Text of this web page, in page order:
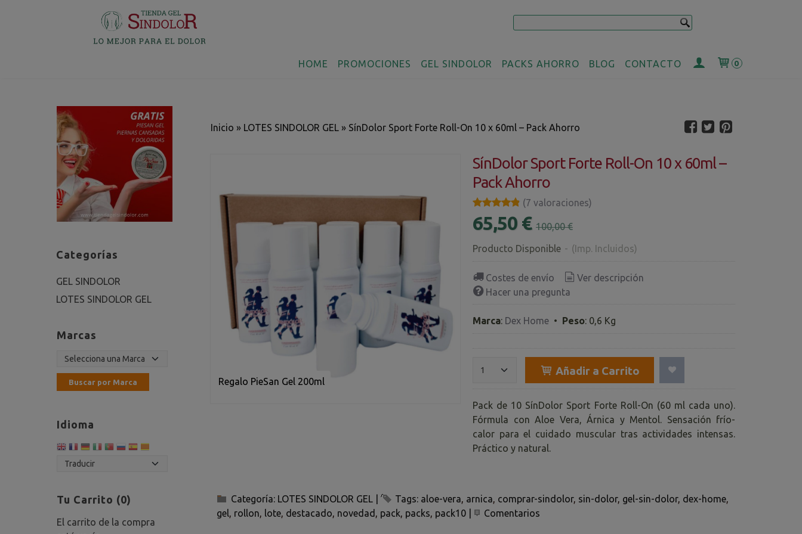
HOME PROMOCIONES GEL SINDOLOR PACKS AHORRO BLOG CONTACTO 0
Categorías
GEL SINDOLOR
LOTES SINDOLOR GEL
Marcas
Idioma
Tu Carrito (0)
El carrito de la compra
Inicio » LOTES SINDOLOR GEL » SínDolor Sport Forte Roll-On 10 x 60ml – Pack Ahorro
Regalo PieSan Gel 200ml
SínDolor Sport Forte Roll-On 10 x 60ml –
Pack Ahorro
★★★★★
★★★★★ (7 valoraciones)
65,50 € 100,00 €
Producto Disponible - (Imp. Incluidos)
Costes de envío
Ver descripción
Hacer una pregunta
Marca: Dex Home • Peso: 0,6 Kg
Añadir a Carrito
Pack de 10 SínDolor Sport Forte Roll-On (60 ml cada uno).
Fórmula con Aloe Vera, Árnica y Mentol. Sensación frío-
calor para el cuidado muscular tras actividades intensas.
Práctico y natural.
Categoría: LOTES SINDOLOR GEL Tags: aloe-vera arnica comprar-sindolor sin-dolor gel-sin-dolor dex-home
gel rollon lote destacado novedad pack packs pack10 Comentarios